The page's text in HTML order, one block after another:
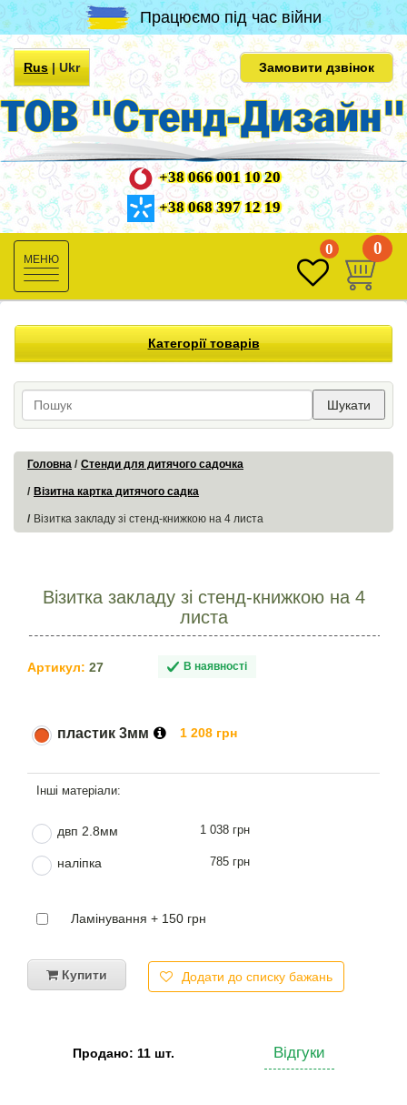
Працюємо під час війни
Rus|Ukr Замовити дзвінок
+38 066 001 10 20
+38 068 397 12 19
Toggle
navigation
0 0
Категорії товарів
Шукати
Головна Стенди для дитячого садочка
Візитна картка дитячого садка
Візитка закладу зі стенд-книжкою на 4 листа
Візитка закладу зі стенд-книжкою на 4
листа
Артикул: 27 В наявності
пластик 3мм 1 208 грн
двп 2.8мм 1 038 грн
наліпка 785 грн
Ламінування + 150 грн
Купити Додати до списку бажань
Продано: 11 шт. Відгуки